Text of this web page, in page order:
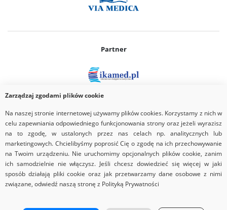
Partner
Patronat medialny
Strona główna
Nota prawna Regulamin
Zarządzaj zgodami plików cookie
Na naszej stronie internetowej używamy plików cookies. Korzystamy z nich w
celu zapewniania odpowiedniego funkcjonowania strony oraz jeżeli wyrazisz
na to zgodę, w ustalonych przez nas celach np. analitycznych lub
marketingowych. Chcielibyśmy poprosić Cię o zgodę na ich przechowywanie
na Twoim urządzeniu. Nie uruchomimy opcjonalnych plików cookie, zanim
ich samodzielnie nie włączysz. Jeśli chcesz dowiedzieć się więcej w jaki
sposób działają pliki cookie oraz jak przetwarzamy dane osobowe z nimi
związane, odwiedź naszą stronę z Polityką Prywatności